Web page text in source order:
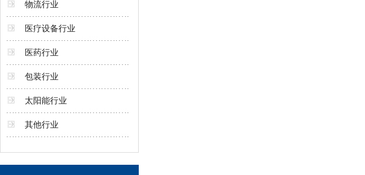
物流行业
医疗设备行业
医药行业
包装行业
太阳能行业
其他行业